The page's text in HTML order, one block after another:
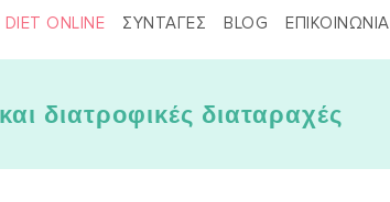
DIET ONLINE ΣΥΝΤΑΓΕΣ BLOG ΕΠΙΚΟΙΝΩΝΙΑ
διατροφικές διαταραχές